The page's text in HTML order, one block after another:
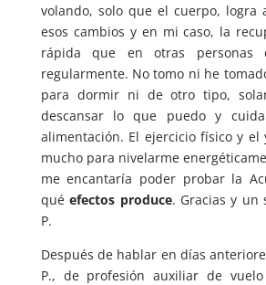
volando, solo que el cuerpo, logra
esos cambios y en mi caso, la
rápida que en otras personas
regularmente. No tomo ni he
para dormir ni de otro tipo,
descansar lo que puedo y
alimentación. El ejercicio físico y el
mucho para nivelarme
me encantaría poder probar la
quéefectos produce. Gracias y un
P.
Después de hablar en días
P., de profesión auxiliar de